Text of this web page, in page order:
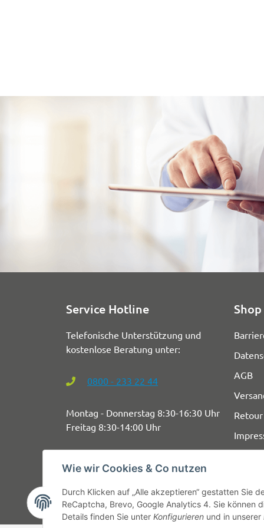
Wie wir Cookies & Co nutzen
Durch Klicken auf „Alle akzeptieren“ gestatten Sie
ReCaptcha, Brevo, Google Analytics 4. Sie können
Details finden Sie unter Konfigurieren und in unserer
Service Hotline
Telefonische Unterstützung und
kostenlose Beratung unter:
0800 - 233 22 44
Montag - Donnerstag 8:30-16:30 Uhr
Freitag 8:30-14:00 Uhr
AGB
Retour